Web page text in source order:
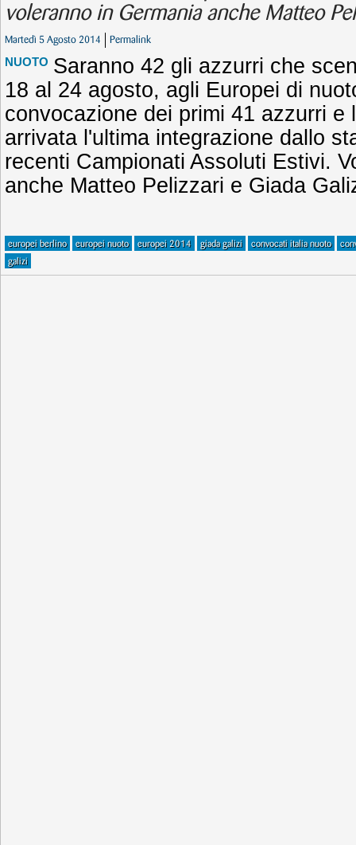
voleranno in Germania anche Matteo
Martedì 5 Agosto 2014 Permalink
NUOTO Saranno 42 gli azzurri che
18 al 24 agosto, agli Europei di
convocazione dei primi 41 azzurri
arrivata l'ultima integrazione dallo
recenti Campionati Assoluti Estivi.
anche Matteo Pelizzari e Giada
europei berlino europei nuoto europei 2014 giada galizi convocati italia nuoto
galizi